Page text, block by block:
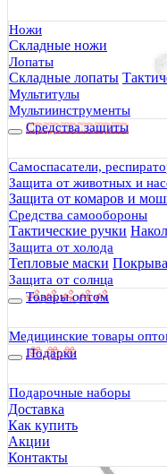
Ножи
Складные ножи
Лопаты
Складные лопаты
Мультитулы
Мультиинструменты
Средства защиты
Самоспасатели,
Защита от животных и
Защита от комаров и
Средства самообороны
Тактические ручки
Защита от холода
Тепловые маски
Защита от солнца
Товары оптом
Медицинские товары
Подарки
Подарочные наборы
Доставка
Как купить
Акции
Контакты